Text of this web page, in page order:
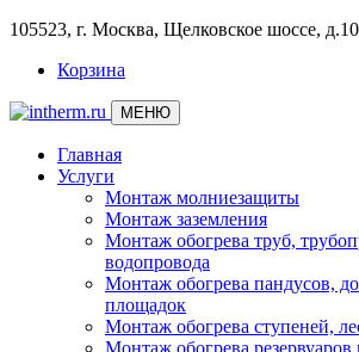
105523, г. Москва, Щелковское шоссе,
Корзина
МЕНЮ
Главная
Услуги
Монтаж молниезащиты
Монтаж заземления
Монтаж обогрева труб,
водопровода
Монтаж обогрева пандусов,
площадок
Монтаж обогрева ступеней,
Монтаж обогрева резервуаров